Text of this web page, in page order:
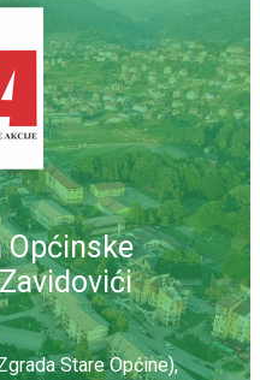
Općinske
Stare Općine),